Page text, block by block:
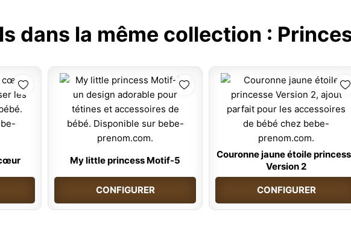
dans la même collection :
My little princess Motif-5
CONFIGURER
Couronne jaune étoile
Version 2
CONFIGURER